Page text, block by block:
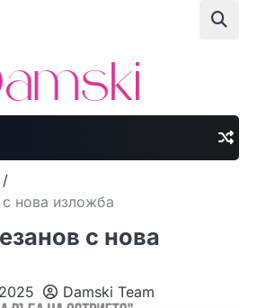
нова изложба
с нова
Damski Team